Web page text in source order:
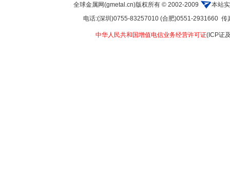
全球金属网(gmetal.cn)版权所有 © 2002-2009
本站
电话:(深圳)0755-83257010 (合肥)0551-2931660
中华人民共和国增值电信业务经营许可证(ICP证